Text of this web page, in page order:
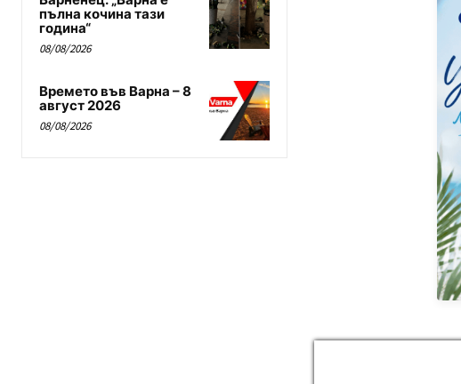
пълна кочина тази
година“
08/08/2026
Времето във Варна – 8
август 2026
08/08/2026